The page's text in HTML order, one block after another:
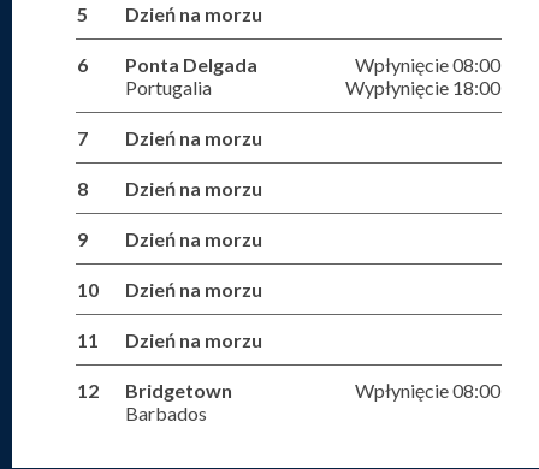
5 Dzień na morzu
6
Ponta Delgada
Portugalia
Wpłynięcie 08:00
Wypłynięcie 18:00
7 Dzień na morzu
8 Dzień na morzu
9 Dzień na morzu
10 Dzień na morzu
11 Dzień na morzu
12
Bridgetown
Barbados
Wpłynięcie 08:00